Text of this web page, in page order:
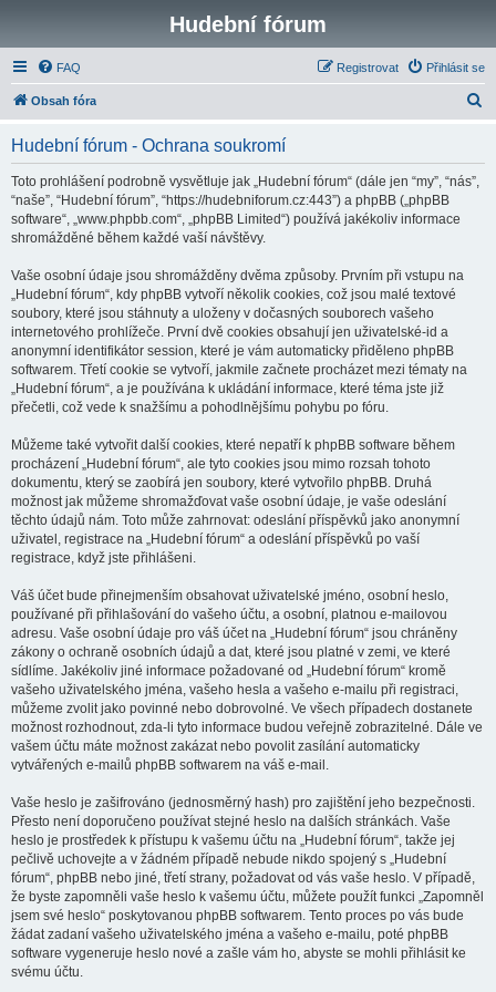
Hudební fórum
FAQ Přihlásit se
Registrovat
Obsah fóra
Hudební fórum - Ochrana soukromí
Toto prohlášení podrobně vysvětluje jak „Hudební fórum“ (dále jen “my”, “nás”,
“naše”, “Hudební fórum”, “https://hudebniforum.cz:443”) a phpBB („phpBB
software“, „www.phpbb.com“, „phpBB Limited“) používá jakékoliv informace
shromážděné během každé vaší návštěvy.
Vaše osobní údaje jsou shromážděny dvěma způsoby. Prvním při vstupu na
„Hudební fórum“, kdy phpBB vytvoří několik cookies, což jsou malé textové
soubory, které jsou stáhnuty a uloženy v dočasných souborech vašeho
internetového prohlížeče. První dvě cookies obsahují jen uživatelské-id a
anonymní identifikátor session, které je vám automaticky přiděleno phpBB
softwarem. Třetí cookie se vytvoří, jakmile začnete procházet mezi tématy na
„Hudební fórum“, a je používána k ukládání informace, které téma jste již
přečetli, což vede k snažšímu a pohodlnějšímu pohybu po fóru.
Můžeme také vytvořit další cookies, které nepatří k phpBB software během
procházení „Hudební fórum“, ale tyto cookies jsou mimo rozsah tohoto
dokumentu, který se zaobírá jen soubory, které vytvořilo phpBB. Druhá
možnost jak můžeme shromažďovat vaše osobní údaje, je vaše odeslání
těchto údajů nám. Toto může zahrnovat: odeslání příspěvků jako anonymní
uživatel, registrace na „Hudební fórum“ a odeslání příspěvků po vaší
registrace, když jste přihlášeni.
Váš účet bude přinejmenším obsahovat uživatelské jméno, osobní heslo,
používané při přihlašování do vašeho účtu, a osobní, platnou e-mailovou
adresu. Vaše osobní údaje pro váš účet na „Hudební fórum“ jsou chráněny
zákony o ochraně osobních údajů a dat, které jsou platné v zemi, ve které
sídlíme. Jakékoliv jiné informace požadované od „Hudební fórum“ kromě
vašeho uživatelského jména, vašeho hesla a vašeho e-mailu při registraci,
můžeme zvolit jako povinné nebo dobrovolné. Ve všech případech dostanete
možnost rozhodnout, zda-li tyto informace budou veřejně zobrazitelné. Dále ve
vašem účtu máte možnost zakázat nebo povolit zasílání automaticky
vytvářených e-mailů phpBB softwarem na váš e-mail.
Vaše heslo je zašifrováno (jednosměrný hash) pro zajištění jeho bezpečnosti.
Přesto není doporučeno používat stejné heslo na dalších stránkách. Vaše
heslo je prostředek k přístupu k vašemu účtu na „Hudební fórum“, takže jej
pečlivě uchovejte a v žádném případě nebude nikdo spojený s „Hudební
fórum“, phpBB nebo jiné, třetí strany, požadovat od vás vaše heslo. V případě,
že byste zapomněli vaše heslo k vašemu účtu, můžete použít funkci „Zapomněl
jsem své heslo“ poskytovanou phpBB softwarem. Tento proces po vás bude
žádat zadaní vašeho uživatelského jména a vašeho e-mailu, poté phpBB
software vygeneruje heslo nové a zašle vám ho, abyste se mohli přihlásit ke
svému účtu.